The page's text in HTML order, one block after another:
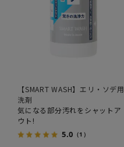
【SMART WASH】エリ・ソデ用
洗剤
気になる部分汚れをシャットア
ウト!
5.0 （1）